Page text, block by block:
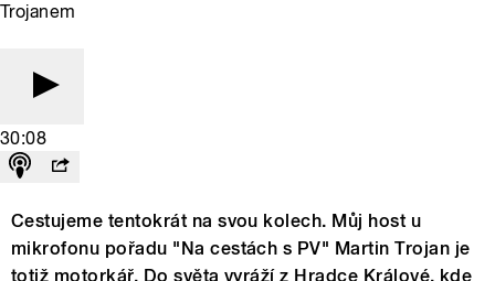
Trojanem
30:08
Cestujeme tentokrát na svou kolech. Můj host u
mikrofonu pořadu "Na cestách s PV" Martin Trojan je
totiž motorkář. Do světa vyráží z Hradce Králové, kde